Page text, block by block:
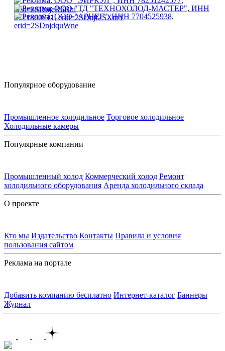
Популярное оборудование
Промышленное холодильное Торговое холодильное
Холодильные камеры
Популярные компании
Промышленный холод Коммерческий холод Ремонт
холодильного оборудования Аренда холодильного склада
О проекте
Кто мы Издательство Контакты Правила и условия
пользования сайтом
Реклама на портале
Добавить компанию бесплатно Интернет-каталог Баннеры
Журнал